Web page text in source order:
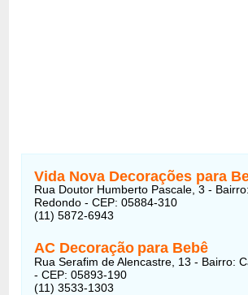
Vida Nova Decorações para
Rua Doutor Humberto Pascale, 3 -
Redondo - CEP: 05884-310
(11) 5872-6943
AC Decoração para Bebê
Rua Serafim de Alencastre, 13 - Bairro:
- CEP: 05893-190
(11) 3533-1303